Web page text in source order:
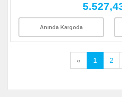
Anında Kargoda
« 1 2